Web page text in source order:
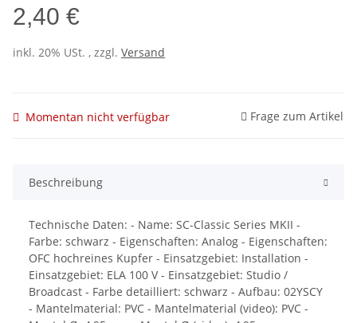
2,40 €
inkl. 20% USt. , zzgl. Versand
Momentan nicht verfügbar Frage zum Artikel
Beschreibung
Technische Daten: - Name: SC-Classic Series MKII -
Farbe: schwarz - Eigenschaften: Analog - Eigenschaften:
OFC hochreines Kupfer - Einsatzgebiet: Installation -
Einsatzgebiet: ELA 100 V - Einsatzgebiet: Studio /
Broadcast - Farbe detailliert: schwarz - Aufbau: 02YSCY
- Mantelmaterial: PVC - Mantelmaterial (video): PVC -